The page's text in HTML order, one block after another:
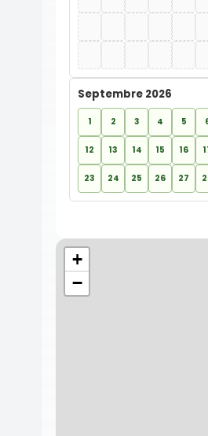
Septembre 2026
1 2 3 4 5
12 13 14 15 16
23 24 25 26 27
+
−